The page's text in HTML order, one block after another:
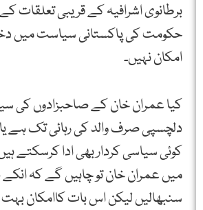
برطانوی اشرافیہ کے قریبی تعلقات
حکومت کی پاکستانی سیاست میں
امکان نہیں۔
کیا عمران خان کے صاحبزادوں کی
دلچسپی صرف والد کی رہائی تک ہے
کوئی سیاسی کردار بھی ادا کرسکتے
میں عمران خان تو چاہیں گے کہ
سنبھالیں لیکن اس بات کاامکان